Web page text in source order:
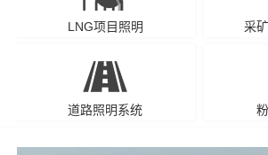
LNG项目照明 采
道路照明系统